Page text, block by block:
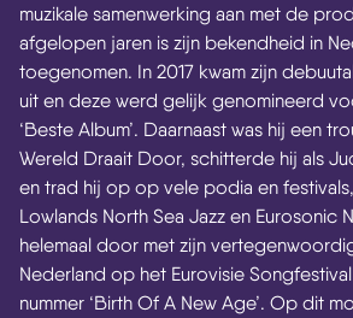
muzikale samenwerking aan met de
afgelopen jaren is zijn bekendheid in
toegenomen. In 2017 kwam zijn
uit en deze werd gelijk genomineerd
‘Beste Album’. Daarnaast was hij een
Wereld Draait Door, schitterde hij als
en trad hij op op vele podia en
Lowlands North Sea Jazz en Eurosonic
helemaal door met zijn
Nederland op het Eurovisie
nummer ‘Birth Of A New Age’. Op dit